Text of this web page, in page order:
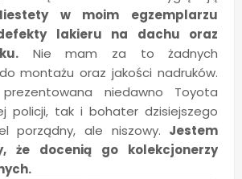
w moim egzemplarzu
defekty lakieru na dachu oraz
Nie mam za to żadnych
montażu oraz jakości nadruków.
niedawno Toyota
policji, tak i bohater dzisiejszego
porządny, ale niszowy. Jestem
że docenią go kolekcjonerzy